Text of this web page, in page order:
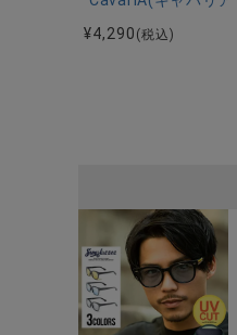
¥4,290 (税込)